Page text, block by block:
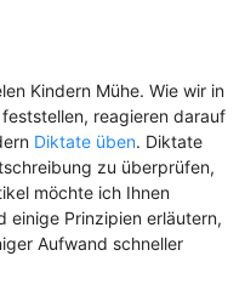
Kindern Mühe. Wie wir in
reagieren darauf
Diktate üben. Diktate
zu überprüfen,
möchte ich Ihnen
einige Prinzipien erläutern,
Aufwand schneller